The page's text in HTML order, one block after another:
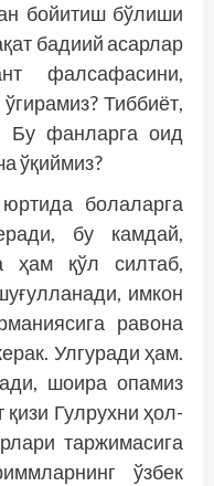
бойитиш бўлиши
бадиий асарлар
фалсафасини,
Тиббиёт,
Бу фанларга оид
ўқиймиз?
болаларга
бу камдай,
ҳам қўл силтаб,
имкон
равона
Улгуради ҳам.
шоира опамиз
Гулрухни ҳол-
таржимасига
ўзбек